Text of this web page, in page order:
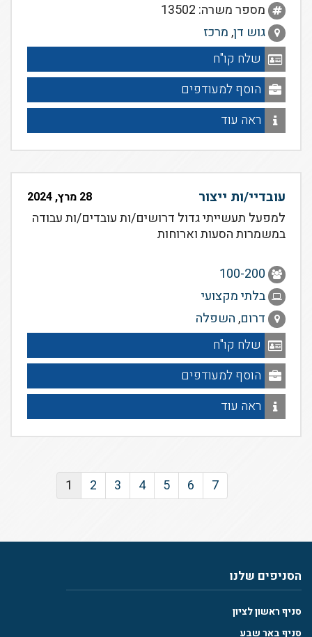
מספר משרה: 13502
גוש דן,מרכז
שלח קו"ח
הוסף למעודפים
ראה עוד
עובדיי/ות ייצור 28 מרץ, 2024
למפעל תעשייתי גדול דרושים/ות עובדים/ות עבודה
במשמרות הסעות וארוחות
100-200
בלתי מקצועי
דרום,השפלה
שלח קו"ח
הוסף למעודפים
ראה עוד
1 2 3 4 5 6 7
הסניפים שלנו
סניף ראשון לציון
סניף באר שבע